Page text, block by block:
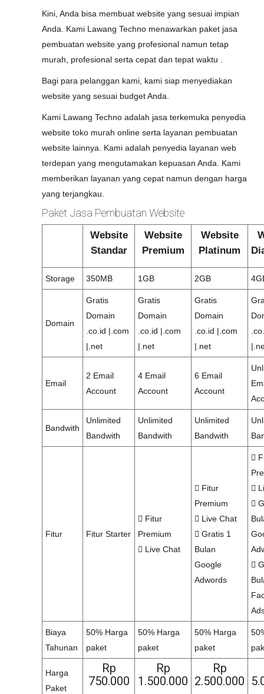
Kini, Anda bisa membuat website yang sesuai impian
Anda. Kami Lawang Techno menawarkan paket jasa
pembuatan website yang profesional namun tetap
murah, profesional serta cepat dan tepat waktu .
Bagi para pelanggan kami, kami siap menyediakan
website yang sesuai budget Anda.
Kami Lawang Techno adalah jasa terkemuka penyedia
website toko murah online serta layanan pembuatan
website lainnya. Kami adalah penyedia layanan web
terdepan yang mengutamakan kepuasan Anda. Kami
memberikan layanan yang cepat namun dengan harga
yang terjangkau.
Paket Jasa Pembuatan Website
Website
Standar
Website
Premium
Website
Platinum
Storage 350MB 1GB 2GB
Domain
Gratis
Domain
.co.id |.com
|.net
Gratis
Domain
.co.id |.com
|.net
Gratis
Domain
.co.id |.com
|.net
Email
2 Email
Account
4 Email
Account
6 Email
Account
Bandwith
Unlimited
Bandwith
Unlimited
Bandwith
Unlimited
Bandwith
Fitur Fitur Starter
Fitur
Premium
Live Chat
Fitur
Premium
Live Chat
Gratis 1
Bulan
Google
Adwords
Biaya
Tahunan
50% Harga
paket
50% Harga
paket
50% Harga
paket
Harga
Paket
Rp
750.000
Rp
1.500.000
Rp
2.500.000